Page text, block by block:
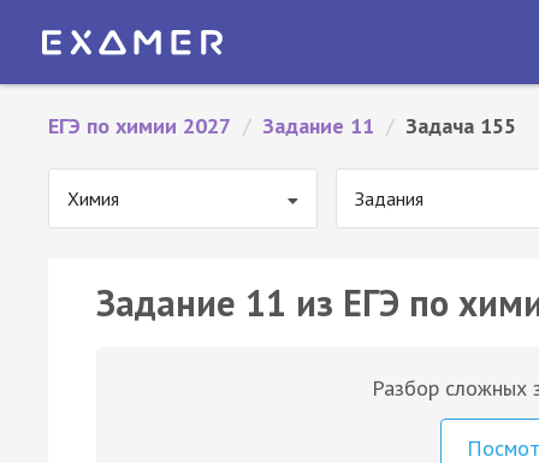
ЕГЭ по химии 2027 / Задание 11 / Задача 155
Химия Задания
Задание 11 из ЕГЭ по
Разбор сложных